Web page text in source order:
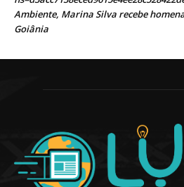
Ambiente, Marina Silva recebe
Goiânia